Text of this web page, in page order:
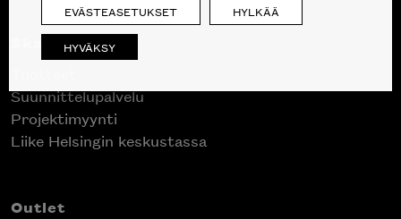
Skanno
Suunnittelupalvelu
Projektimyynti
Liike Helsingin keskustassa
Outlet
EVÄSTEASETUKSET HYLKÄÄ
HYVÄKSY